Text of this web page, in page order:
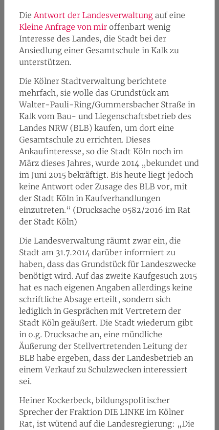
DieAntwort der Landesverwaltungauf eine
Kleine Anfrage von miroffenbart wenig
Interesse des Landes, die Stadt bei der
Ansiedlung einer Gesamtschule in Kalk zu
unterstützen.
Die Kölner Stadtverwaltung berichtete
mehrfach, sie wolle das Grundstück am
Walter-Pauli-Ring/Gummersbacher Straße in
Kalk vom Bau- und Liegenschaftsbetrieb des
Landes NRW (BLB) kaufen, um dort eine
Gesamtschule zu errichten. Dieses
Ankaufinteresse, so die Stadt Köln noch im
März dieses Jahres, wurde 2014 „bekundet und
im Juni 2015 bekräftigt. Bis heute liegt jedoch
keine Antwort oder Zusage des BLB vor, mit
der Stadt Köln in Kaufverhandlungen
einzutreten.“ (Drucksache 0582/2016 im Rat
der Stadt Köln)
Die Landesverwaltung räumt zwar ein, die
Stadt am 31.7.2014 darüber informiert zu
haben, dass das Grundstück für Landeszwecke
benötigt wird. Auf das zweite Kaufgesuch 2015
hat es nach eigenen Angaben allerdings keine
schriftliche Absage erteilt, sondern sich
lediglich in Gesprächen mit Vertretern der
Stadt Köln geäußert. Die Stadt wiederum gibt
in o.g. Drucksache an, eine mündliche
Äußerung der Stellvertretenden Leitung der
BLB habe ergeben, dass der Landesbetrieb an
einem Verkauf zu Schulzwecken interessiert
sei.
Heiner Kockerbeck, bildungspolitischer
Sprecher der Fraktion DIE LINKE im Kölner
Rat, ist wütend auf die Landesregierung: „Die